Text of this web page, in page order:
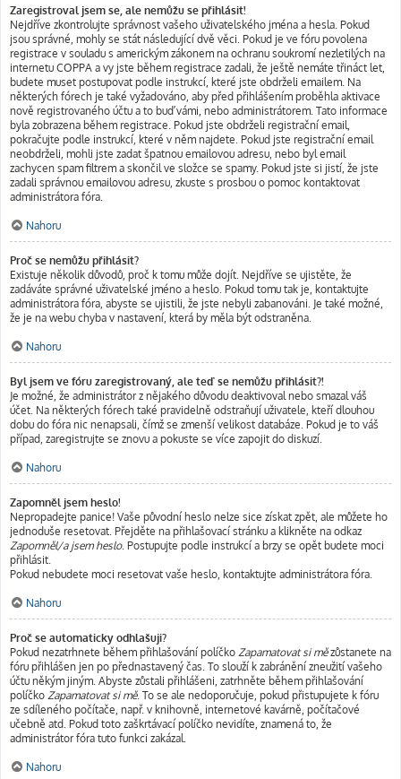
Zaregistroval jsem se, ale nemůžu se přihlásit!
Nejdříve zkontrolujte správnost vašeho uživatelského jména a hesla. Pokud
jsou správné, mohly se stát následující dvě věci. Pokud je ve fóru povolena
registrace v souladu s americkým zákonem na ochranu soukromí nezletilých na
internetu COPPA a vy jste během registrace zadali, že ještě nemáte třináct let,
budete muset postupovat podle instrukcí, které jste obdrželi emailem. Na
některých fórech je také vyžadováno, aby před přihlášením proběhla aktivace
nově registrovaného účtu a to buď vámi, nebo administrátorem. Tato informace
byla zobrazena během registrace. Pokud jste obdrželi registrační email,
pokračujte podle instrukcí, které v něm najdete. Pokud jste registrační email
neobdrželi, mohli jste zadat špatnou emailovou adresu, nebo byl email
zachycen spam filtrem a skončil ve složce se spamy. Pokud jste si jistí, že jste
zadali správnou emailovou adresu, zkuste s prosbou o pomoc kontaktovat
administrátora fóra.
Nahoru
Proč se nemůžu přihlásit?
Existuje několik důvodů, proč k tomu může dojít. Nejdříve se ujistěte, že
zadáváte správné uživatelské jméno a heslo. Pokud tomu tak je, kontaktujte
administrátora fóra, abyste se ujistili, že jste nebyli zabanováni. Je také možné,
že je na webu chyba v nastavení, která by měla být odstraněna.
Nahoru
Byl jsem ve fóru zaregistrovaný, ale teď se nemůžu přihlásit?!
Je možné, že administrátor z nějakého důvodu deaktivoval nebo smazal váš
účet. Na některých fórech také pravidelně odstraňují uživatele, kteří dlouhou
dobu do fóra nic nenapsali, čímž se zmenší velikost databáze. Pokud je to váš
případ, zaregistrujte se znovu a pokuste se více zapojit do diskuzí.
Nahoru
Zapomněl jsem heslo!
Nepropadejte panice! Vaše původní heslo nelze sice získat zpět, ale můžete ho
jednoduše resetovat. Přejděte na přihlašovací stránku a klikněte na odkaz
Zapomněl/a jsem heslo. Postupujte podle instrukcí a brzy se opět budete moci
přihlásit.
Pokud nebudete moci resetovat vaše heslo, kontaktujte administrátora fóra.
Nahoru
Proč se automaticky odhlašuji?
Pokud nezatrhnete během přihlašování políčko Zapamatovat si mězůstanete na
fóru přihlášen jen po přednastavený čas. To slouží k zabránění zneužití vašeho
účtu někým jiným. Abyste zůstali přihlášeni, zatrhněte během přihlašování
políčko Zapamatovat si mě. To se ale nedoporučuje, pokud přistupujete k fóru
ze sdíleného počítače, např. v knihovně, internetové kavárně, počítačové
učebně atd. Pokud toto zaškrtávací políčko nevidíte, znamená to, že
administrátor fóra tuto funkci zakázal.
Nahoru